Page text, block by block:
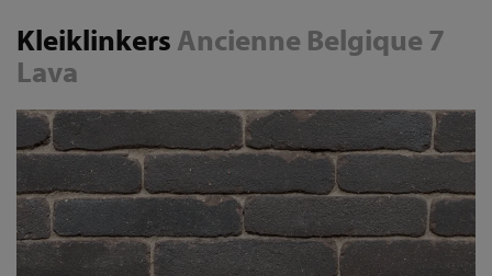
Kleiklinkers Ancienne Belgique 7
Lava